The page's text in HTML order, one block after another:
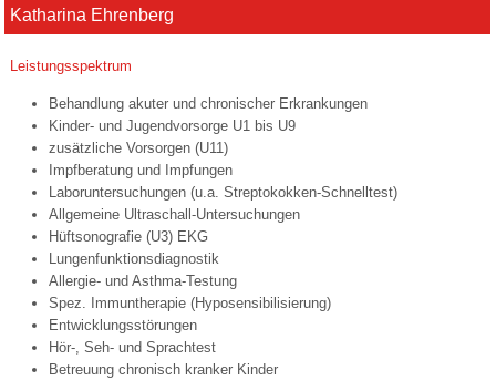
Katharina Ehrenberg
Leistungsspektrum
Behandlung akuter und chronischer Erkrankungen
Kinder- und Jugendvorsorge U1 bis U9
zusätzliche Vorsorgen (U11)
Impfberatung und Impfungen
Laboruntersuchungen (u.a. Streptokokken-Schnelltest)
Allgemeine Ultraschall-Untersuchungen
Hüftsonografie (U3) EKG
Lungenfunktionsdiagnostik
Allergie- und Asthma-Testung
Spez. Immuntherapie (Hyposensibilisierung)
Entwicklungsstörungen
Hör-, Seh- und Sprachtest
Betreuung chronisch kranker Kinder